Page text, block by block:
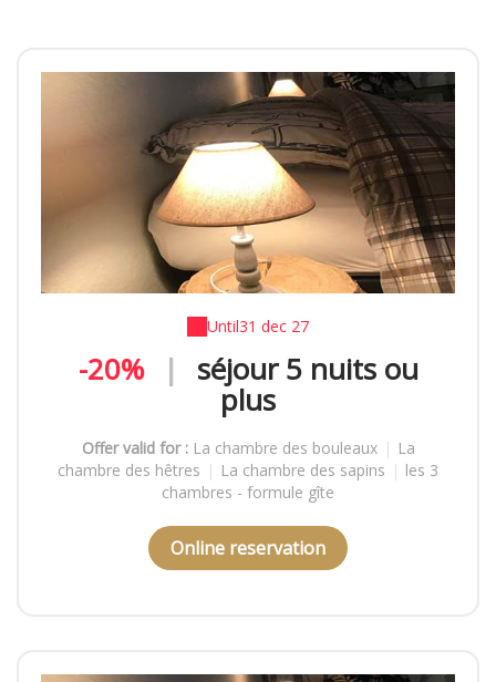
Until31 dec 27
-20% | séjour 5 nuits ou
plus
Offer valid for : La chambre des bouleaux | La
chambre des hêtres | La chambre des sapins | les 3
chambres - formule gîte
Online reservation